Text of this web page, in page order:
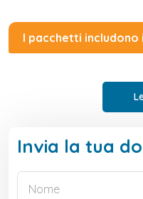
I pacchetti
Invia la tua